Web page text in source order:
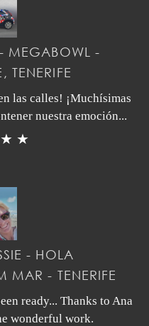
MEGABOWL -
TENERIFE
las calles! ¡Muchísimas
nuestra emoción...
★
- HOLA
MAR - TENERIFE
ready... Thanks to Ana
wonderful work.